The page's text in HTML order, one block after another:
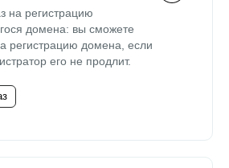
на регистрацию
домена: вы сможете
регистрацию домена, если
его не продлит.